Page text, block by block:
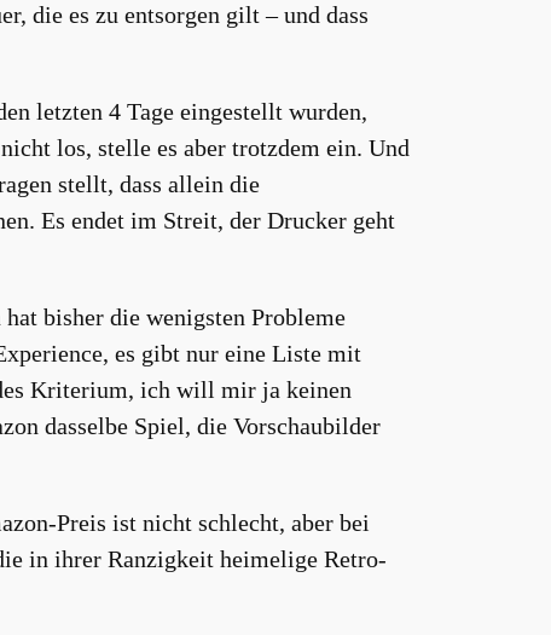
die es zu entsorgen gilt – und dass
letzten 4 Tage eingestellt wurden,
los, stelle es aber trotzdem ein. Und
stellt, dass allein die
Es endet im Streit, der Drucker geht
bisher die wenigsten Probleme
es gibt nur eine Liste mit
Kriterium, ich will mir ja keinen
dasselbe Spiel, die Vorschaubilder
Preis ist nicht schlecht, aber bei
in ihrer Ranzigkeit heimelige Retro-